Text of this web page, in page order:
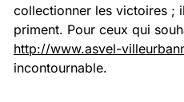
collectionner les victoires ;
priment. Pour ceux qui
http://www.asvel-
incontournable.